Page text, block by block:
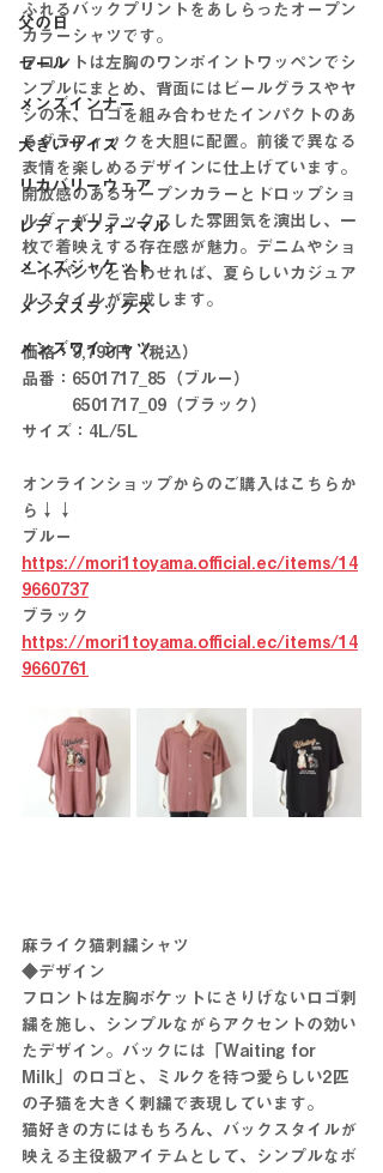
父の日
セール
メンズインナー
大きいサイズ
リカバリーウェア
レディスフォーマル
メンズジャケット
メンズスラックス
メンズワイシャツ
ふれるバックプリントをあしらったオープン
カラーシャツです。
フロントは左胸のワンポイントワッペンでシ
ンプルにまとめ、背面にはビールグラスやヤ
シの木、ロゴを組み合わせたインパクトのあ
るグラフィックを大胆に配置。前後で異なる
表情を楽しめるデザインに仕上げています。
開放感のあるオープンカラーとドロップショ
ルダーがリラックスした雰囲気を演出し、一
枚で着映えする存在感が魅力。デニムやショ
ートパンツと合わせれば、夏らしいカジュア
ルスタイルが完成します。
価格：9,790円（税込）
品番：6501717_85（ブルー）
6501717_09（ブラック）
サイズ：4L/5L
オンラインショップからのご購入はこちらか
ら↓↓
ブルー
https://mori1toyama.official.ec/items/14
9660737
ブラック
https://mori1toyama.official.ec/items/14
9660761
麻ライク猫刺繍シャツ
◆デザイン
フロントは左胸ポケットにさりげないロゴ刺
繍を施し、シンプルながらアクセントの効い
たデザイン。バックには「Waiting for
Milk」のロゴと、ミルクを待つ愛らしい2匹
の子猫を大きく刺繍で表現しています。
猫好きの方にはもちろん、バックスタイルが
映える主役級アイテムとして、シンプルなボ